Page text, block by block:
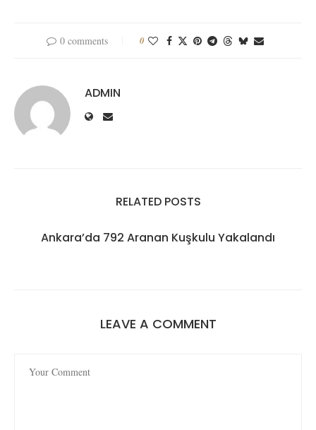
0 comments 0
ADMIN
RELATED POSTS
Ankara’da 792 Aranan Kuşkulu Yakalandı
LEAVE A COMMENT